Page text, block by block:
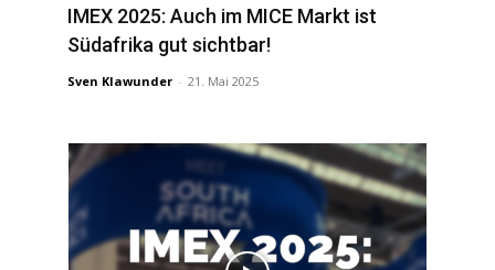
IMEX 2025: Auch im MICE Markt ist
Südafrika gut sichtbar!
Sven Klawunder - 21. Mai 2025